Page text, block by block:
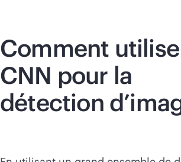
Comment
CNN pour la
détection